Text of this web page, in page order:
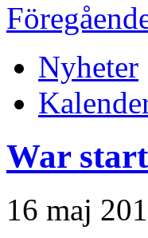
Nyheter
War
16 maj